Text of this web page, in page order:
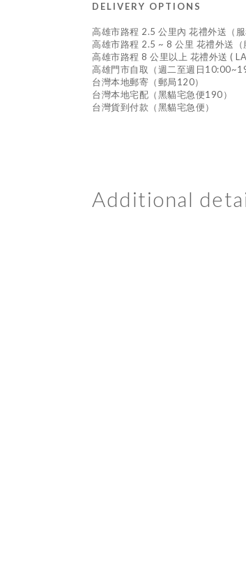
DELIVERY OPTIONS
高雄市路程 2.5 公里內 花禮外送（服
高雄市路程 2.5 ~ 8 公里 花禮外送（
高雄市路程 8 公里以上 花禮外送 (
高雄門市自取（週二至週日
台灣本地郵寄（郵局120）
台灣本地宅配（黑貓宅急便190）
台灣貨到付款（黑貓宅急便）
Additional